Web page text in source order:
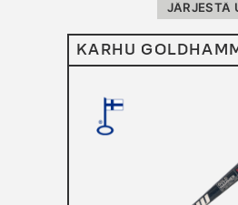
latest
KARHU